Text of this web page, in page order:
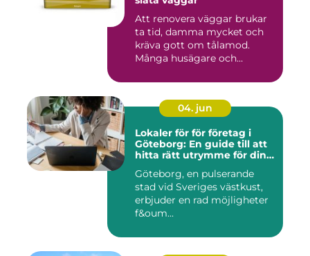
Att renovera väggar brukar
ta tid, damma mycket och
kräva gott om tålamod.
Många husägare och
04. jun
Lokaler för för företag i
Göteborg: En guide till att
hitta rätt utrymme för din
Göteborg, en pulserande
stad vid Sveriges västkust,
erbjuder en rad möjligheter
f&oum...